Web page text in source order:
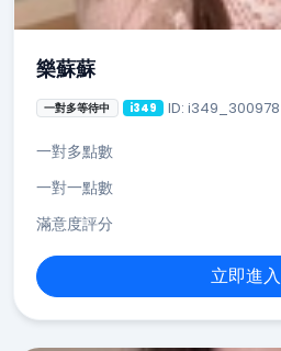
樂蘇蘇
一對多等待中 i349 ID: i349_300978
一對多點數
一對一點數
滿意度評分
立即進入